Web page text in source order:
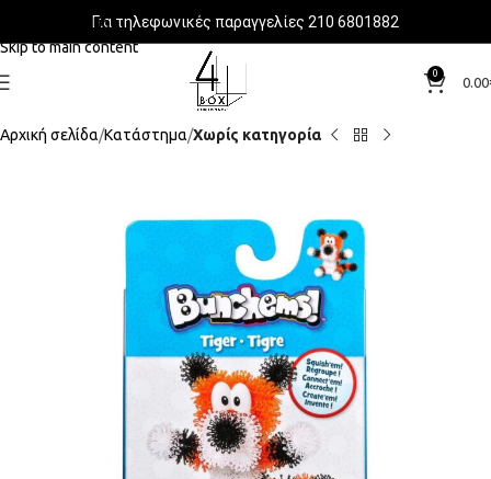
Skip to navigation
Skip to main content
Για τηλεφωνικές παραγγελίες 210 6801882
0
0.00
Αρχική σελίδα Κατάστημα Χωρίς κατηγορία